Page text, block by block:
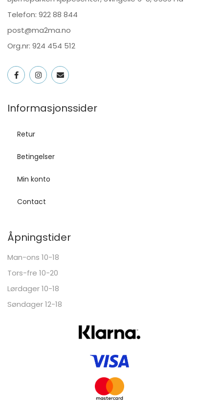
Telefon: 922 88 844
post@ma2ma.no
Org.nr: 924 454 512
Informasjonssider
Retur
Betingelser
Min konto
Contact
Åpningstider
Man-ons 10-18
Tors-fre 10-20
Lørdager 10-18
Søndager 12-18